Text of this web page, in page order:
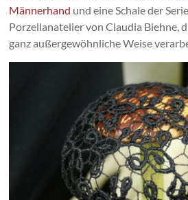
Männerhand und eine Schale der
Porzellanatelier von Claudia Biehne,
ganz außergewöhnliche Weise